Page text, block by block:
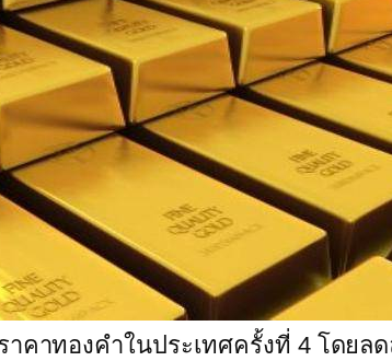
คาทองคำในประเทศครั้งที่ 4 โดย